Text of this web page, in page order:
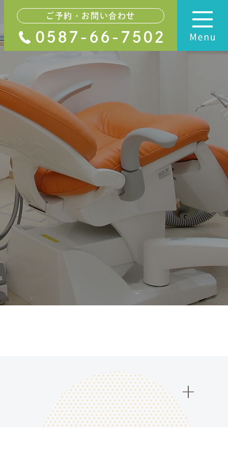
ご予約・お問い合わせ
0587-66-7502